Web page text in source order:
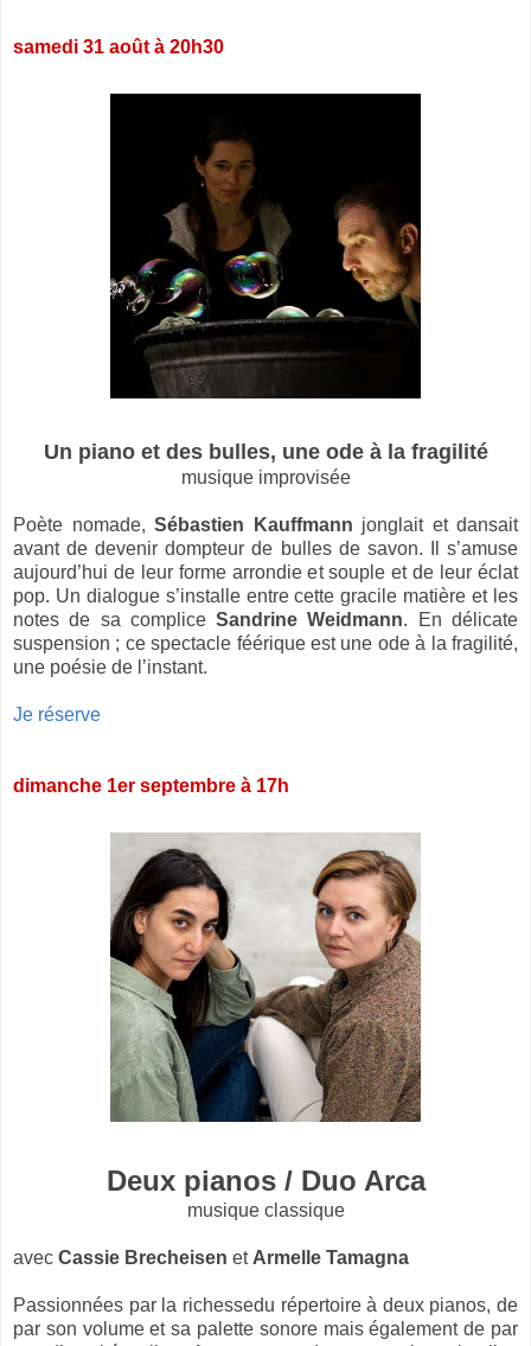
samedi 31 août à 20h30
Un piano et des bulles, une ode à la fragilité
musique improvisée
Poète nomade, Sébastien Kauffmann jonglait et dansait
avant de devenir dompteur de bulles de savon. Il s’amuse
aujourd’hui de leur forme arrondie et souple et de leur éclat
pop. Un dialogue s’installe entre cette gracile matière et les
notes de sa compliceSandrine Weidmann. En délicate
suspension ; ce spectacle féérique est une ode à la fragilité,
une poésie de l’instant.
Je réserve
dimanche 1er septembre à 17h
Deux pianos / Duo Arca
musique classique
avec Cassie Brecheisen et Armelle Tamagna
Passionnées par la richessedu répertoire à deux pianos, de
par son volume et sa palette sonore mais également de par